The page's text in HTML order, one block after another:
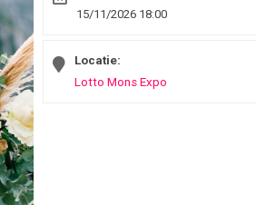
15/11/2026 18:00
Locatie:
Lotto Mons Expo